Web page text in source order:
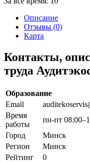
Описание
Отзывы (0)
Карта
Контакты,
труда
Образование
Email
Время
работы
пн-пт
Город
Минск
Регион
Минск
Рейтинг
0